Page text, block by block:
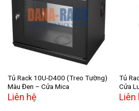
Add to
wishlist
Tủ Rack 10U-D400 (Treo Tường)
Màu Đen – Cửa Mica
Liên hệ
Tủ
Cửa
Liên